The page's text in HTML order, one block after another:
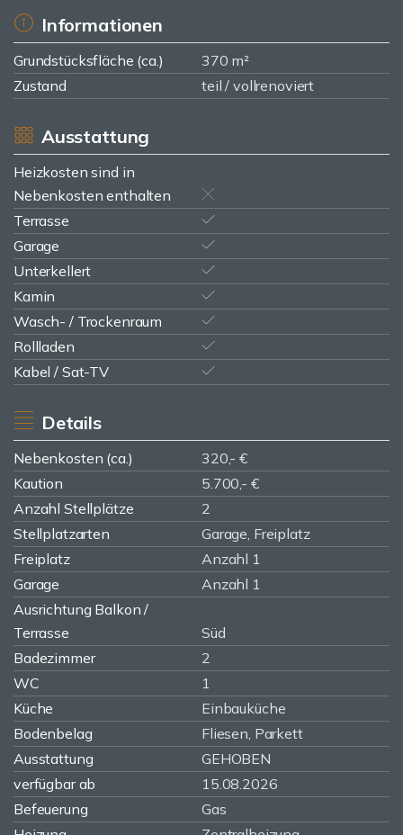
Informationen
Grundstücksfläche (ca.)
370 m²
Zustand
teil / vollrenoviert
Ausstattung
Heizkosten sind in
Nebenkosten enthalten
Terrasse
Garage
Unterkellert
Kamin
Wasch- / Trockenraum
Rollladen
Kabel / Sat-TV
Details
Nebenkosten (ca.)
320,- €
Kaution
5.700,- €
Anzahl Stellplätze
2
Stellplatzarten
Garage, Freiplatz
Freiplatz
Anzahl 1
Garage
Anzahl 1
Ausrichtung Balkon /
Terrasse
Süd
Badezimmer
2
WC
1
Küche
Einbauküche
Bodenbelag
Fliesen, Parkett
Ausstattung
GEHOBEN
verfügbar ab
15.08.2026
Befeuerung
Gas